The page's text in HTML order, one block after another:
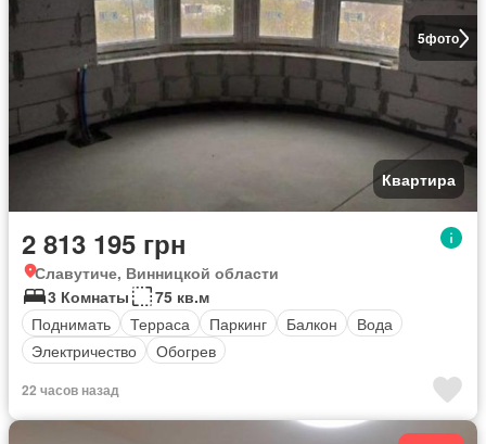
5фото
Квартира
2 813 195 грн
Славутиче, Винницкой области
3 Комнаты
75 кв.м
Поднимать
Терраса Паркинг Балкон
Вода
Электричество
Обогрев
22 часов назад